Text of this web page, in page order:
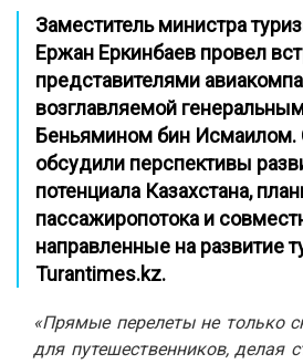
Заместитель министра
Ержан Еркинбаев провел
представителями
возглавляемой
Беньямином бин Исмаилом.
обсудили перспективы
потенциала Казахстана,
пассажиропотока и
направленные на развитие
Turantimes.kz.
«Прямые перелеты не только
для путешественников, делая